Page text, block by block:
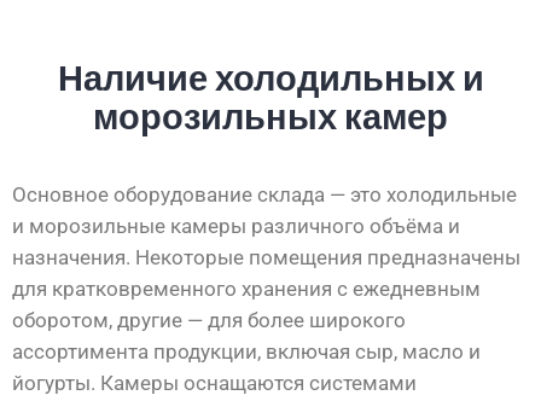
Наличие холодильных и
морозильных камер
Основное оборудование склада — это холодильные
и морозильные камеры различного объёма и
назначения. Некоторые помещения предназначены
для кратковременного хранения с ежедневным
оборотом, другие — для более широкого
ассортимента продукции, включая сыр, масло и
йогурты. Камеры оснащаются системами